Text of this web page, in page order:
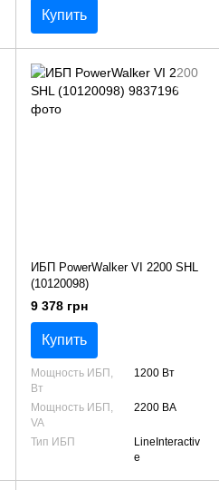
принтерів/плоттерів)
Купить
ИБП PowerWalker VI 2200 SHL
(10120098)
9 378 грн
Купить
Мощность ИБП,
Вт
1200 Вт
Мощность ИБП,
VA
2200 ВА
Тип ИБП
LineInteractiv
e